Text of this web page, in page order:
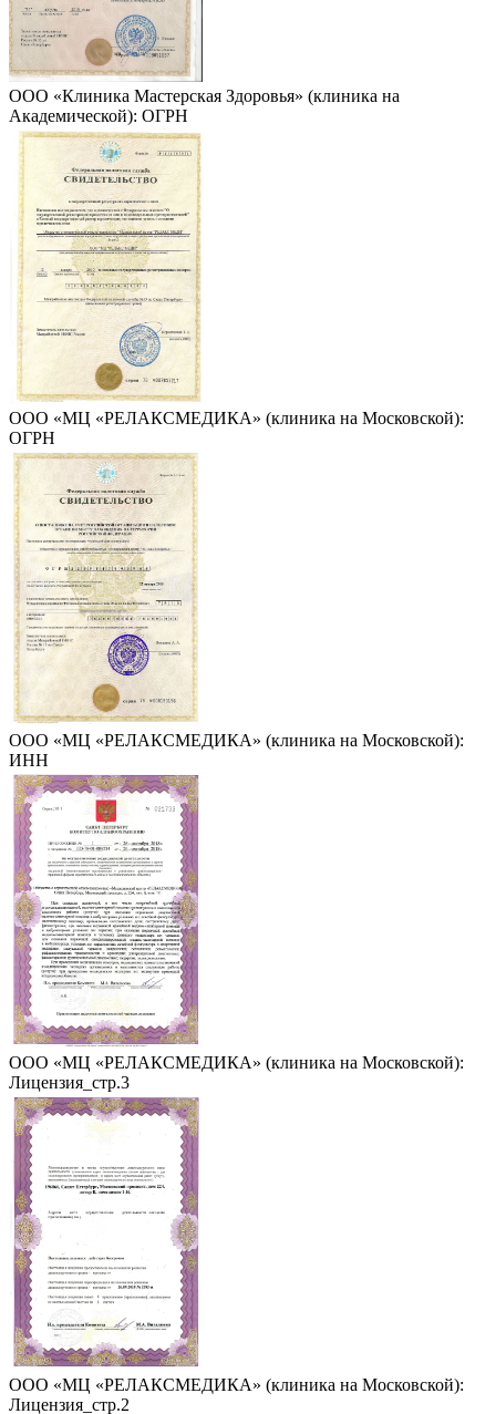
ООО «Клиника Мастерская Здоровья» (клиника на
Академической): ОГРН
ООО «МЦ «РЕЛАКСМЕДИКА» (клиника на Московской):
ОГРН
ООО «МЦ «РЕЛАКСМЕДИКА» (клиника на Московской):
ИНН
ООО «МЦ «РЕЛАКСМЕДИКА» (клиника на Московской):
Лицензия_стр.3
ООО «МЦ «РЕЛАКСМЕДИКА» (клиника на Московской):
Лицензия_стр.2